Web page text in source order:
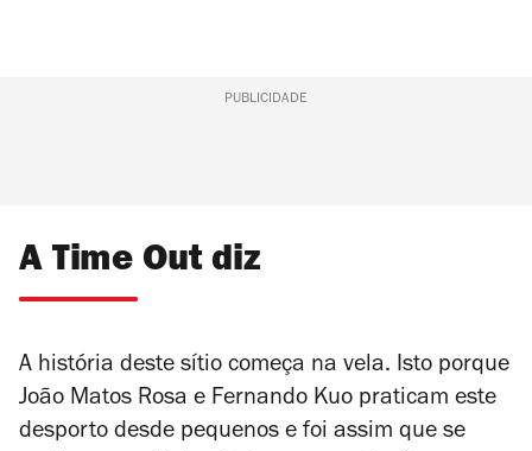
PUBLICIDADE
A Time Out diz
A história deste sítio começa na vela. Isto porque
João Matos Rosa e Fernando Kuo praticam este
desporto desde pequenos e foi assim que se